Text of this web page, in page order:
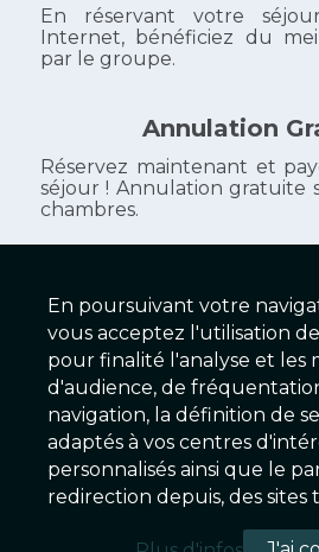
Hôtel Le
En réservant votre
Internet, bénéficiez du
par le groupe.
Annulation
Réservez maintenant et
séjour ! Annulation gratuite
chambres.
2025 © Galaxy Hôtels Version
En poursuivant votre
vous acceptez l'utilisation
pour finalité l'analyse et les
d'audience, de
navigation, la définition de
adaptés à vos centres
personnalisés ainsi que le
redirection depuis, des sites